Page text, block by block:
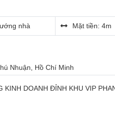
nhà Mặt tiền: 4m
Nhuận, Hồ Chí Minh
DOANH ĐỈNH KHU VIP